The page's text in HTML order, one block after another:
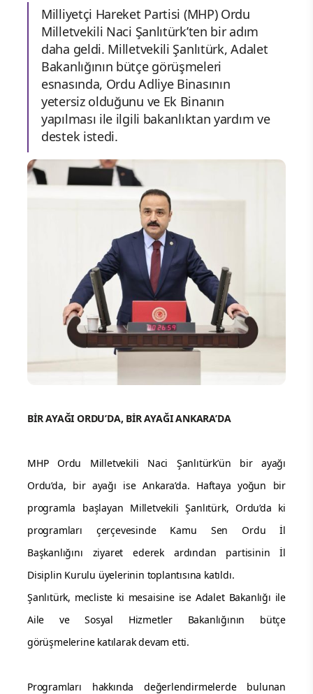
Milliyetçi Hareket Partisi (MHP) Ordu
Milletvekili Naci Şanlıtürk’ten bir adım
daha geldi. Milletvekili Şanlıtürk, Adalet
Bakanlığının bütçe görüşmeleri
esnasında, Ordu Adliye Binasının
yetersiz olduğunu ve Ek Binanın
yapılması ile ilgili bakanlıktan yardım ve
destek istedi.
BİR AYAĞI ORDU’DA, BİR AYAĞI ANKARA’DA
MHP Ordu Milletvekili Naci Şanlıtürk’ün bir ayağı
Ordu’da, bir ayağı ise Ankara’da. Haftaya yoğun bir
programla başlayan Milletvekili Şanlıtürk, Ordu’da ki
programları çerçevesinde Kamu Sen Ordu İl
Başkanlığını ziyaret ederek ardından partisinin İl
Disiplin Kurulu üyelerinin toplantısına katıldı.
Şanlıtürk, mecliste ki mesaisine ise Adalet Bakanlığı ile
Aile ve Sosyal Hizmetler Bakanlığının bütçe
görüşmelerine katılarak devam etti.
Programları hakkında değerlendirmelerde bulunan